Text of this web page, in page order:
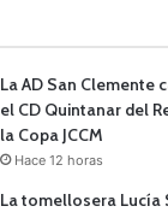
La AD San Clemente
el CD Quintanar del
la Copa JCCM
Hace 12 horas
La tomellosera Lucía